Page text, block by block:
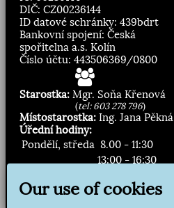
DIČ: CZ00236144
ID datové schránky: 439bdrt
Bankovní spojení: Česká
spořitelna a.s. Kolín
Číslo účtu: 443506369/0800
Starostka: Mgr. Soňa Křenová
(tel: 603 278 796)
Místostarostka: Ing. Jana Pěkná
Úřední hodiny:
Pondělí, středa 8.00 - 11:30
13:00 - 16:30
Zasílání novinek:
Our use of cookies